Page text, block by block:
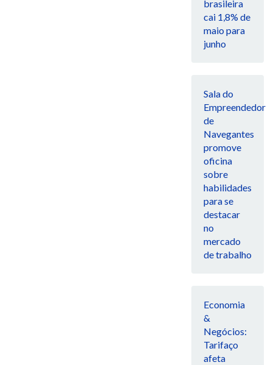
brasileira
cai 1,8% de
maio para
junho
Sala do
Empreendedor
de
Navegantes
promove
oficina
sobre
habilidades
para se
destacar
no
mercado
de trabalho
Economia
&
Negócios:
Tarifaço
afeta